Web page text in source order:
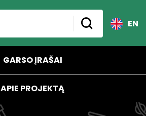
EN
GARSO ĮRAŠAI
APIE PROJEKTĄ